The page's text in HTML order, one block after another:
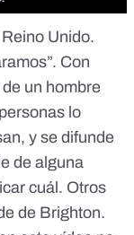
Unido.
Con
un hombre
lo
y se difunde
de alguna
cuál. Otros
de Brighton.